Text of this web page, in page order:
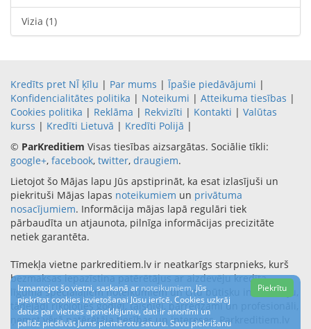
Vizia (1)
Kredīts pret NĪ ķīlu | Par mums | Īpašie piedāvājumi |
Konfidencialitātes politika | Noteikumi | Atteikuma tiesības |
Cookies politika | Reklāma | Rekvizīti | Kontakti | Valūtas
kurss | Kredīti Lietuvā | Kredīti Polijā |
© ParKreditiem Visas tiesības aizsargātas. Sociālie tīkli:
google+, facebook, twitter, draugiem.
Lietojot šo Mājas lapu Jūs apstiprināt, ka esat izlasījuši un
piekrituši Mājas lapas noteikumiem un privātuma
nosacījumiem. Informācija mājas lapā regulāri tiek
pārbaudīta un atjaunota, pilnīga informācijas precizitāte
netiek garantēta.
Tīmekļa vietne parkreditiem.lv ir neatkarīgs starpnieks, kurš
bezmaksas iepazīstina patērētājus ar aizdevēju kredīta
līguma speciālajiem noteikumiem un citu būtisku informāciju,
tādejādi rīkojoties godīgi, taisnīgi, pārredzami un profesionāli,
ņemot vērā patērētāja tiesības un intereses. Parkreditiem.lv
Izmantojot šo vietni, saskaņā ar noteikumiem, Jūs
piekrītat cookies izvietošanai Jūsu ierīcē. Cookies uzkrāj
datus par vietnes apmeklējumu, dati ir anonīmi un
palīdz piedāvāt Jums piemērotu saturu. Savu piekrišanu
Piekrītu